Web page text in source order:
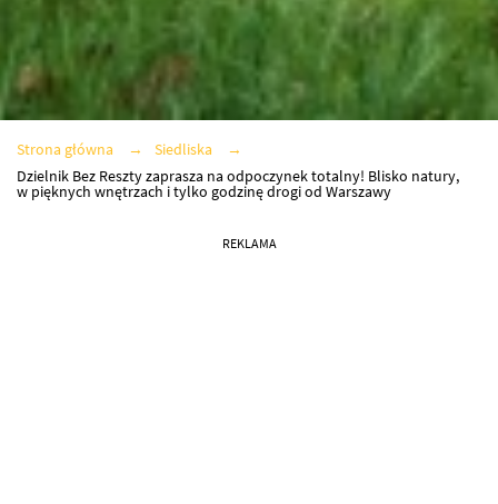
Strona główna
Siedliska
Dzielnik Bez Reszty zaprasza na odpoczynek totalny! Blisko natury,
w pięknych wnętrzach i tylko godzinę drogi od Warszawy
REKLAMA